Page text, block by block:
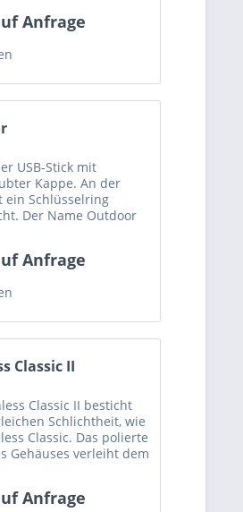
sondern auch um die
Anfrage
USB-Stick mit
Kappe. An der
ein Schlüsselring
Der Name Outdoor
seiner Eigenschaft
Anfrage
Classic II
Classic II besticht
Schlichtheit, wie
Classic. Das polierte
Gehäuses verleiht dem
macht einen
Anfrage